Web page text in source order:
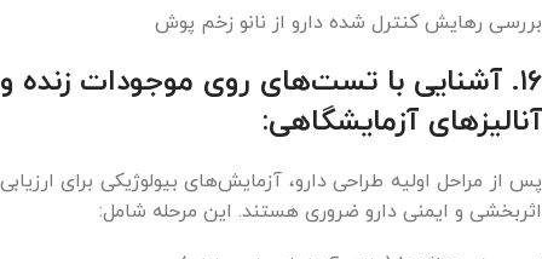
بررسی رهایش کنترل شده دارو از نانو زخم پوش
۱۶. آشنایی با تست‌های روی موجودات زنده و
آنالیزهای آزمایشگاهی:
پس از مراحل اولیه طراحی دارو، آزمایش‌های بیولوژیکی برای ارزیابی
اثربخشی و ایمنی دارو ضروری هستند. این مرحله شامل: